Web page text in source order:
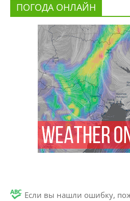
ПОГОДА ОНЛАЙН
Если вы нашли ошибку,